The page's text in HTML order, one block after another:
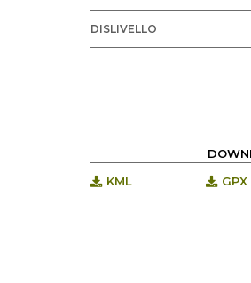
DISLIVELLO
KML
GPX